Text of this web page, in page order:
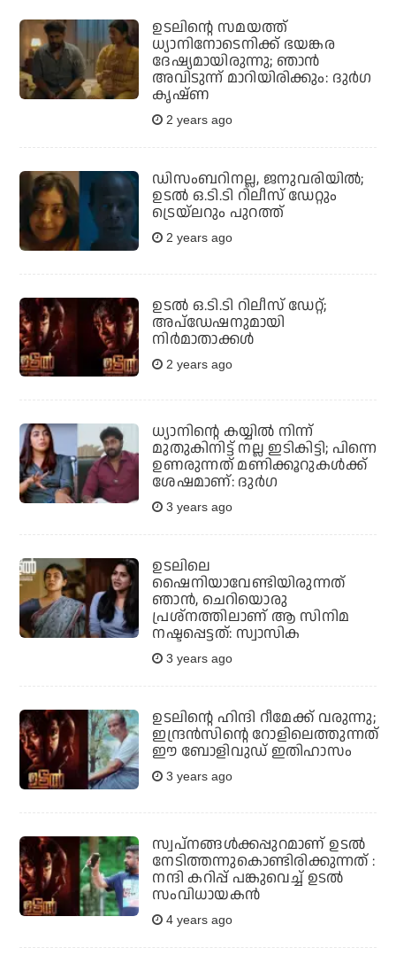
ഉടലിന്റെ സമയത്ത്
ധ്യാനിനോടെനിക്ക് ഭയങ്കര
ദേഷ്യമായിരുന്നു; ഞാൻ
അവിടുന്ന് മാറിയിരിക്കും: ദുർഗ
കൃഷ്ണ
2 years ago
ഡിസംബറിനല്ല, ജനുവരിയില്‍;
ഉടല്‍ ഒ.ടി.ടി റിലീസ് ഡേറ്റും
ട്രെയ്‌ലറും പുറത്ത്
2 years ago
ഉടൽ ഒ.ടി.ടി റിലീസ് ഡേറ്റ്;
അപ്ഡേഷനുമായി
നിർമാതാക്കൾ
2 years ago
ധ്യാനിന്റെ കയ്യില്‍ നിന്ന്
മുതുകിനിട്ട് നല്ല ഇടികിട്ടി; പിന്നെ
ഉണരുന്നത് മണിക്കൂറുകള്‍ക്ക്
ശേഷമാണ്: ദുര്‍ഗ
3 years ago
ഉടലിലെ
ഷൈനിയാവേണ്ടിയിരുന്നത്
ഞാന്‍, ചെറിയൊരു
പ്രശ്‌നത്തിലാണ് ആ സിനിമ
നഷ്ടപ്പെട്ടത്: സ്വാസിക
3 years ago
ഉടലിന്റെ ഹിന്ദി റീമേക്ക് വരുന്നു;
ഇന്ദ്രന്‍സിന്റെ റോളിലെത്തുന്നത്
ഈ ബോളിവുഡ് ഇതിഹാസം
3 years ago
സ്വപ്നങ്ങള്‍ക്കപ്പുറമാണ് ഉടല്‍
നേടിത്തന്നുകൊണ്ടിരിക്കുന്നത് :
നന്ദി കറിപ്പ് പങ്കുവെച്ച് ഉടല്‍
സംവിധായകന്‍
4 years ago